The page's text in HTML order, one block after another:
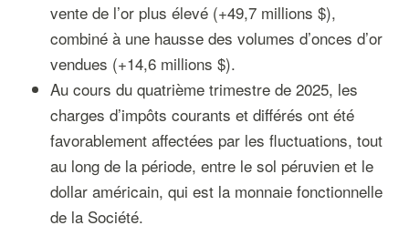
vente de l’or plus élevé (+49,7 millions $),
combiné à une hausse des volumes d’onces d’or
vendues (+14,6 millions $).
Au cours du quatrième trimestre de 2025, les
charges d’impôts courants et différés ont été
favorablement affectées par les fluctuations, tout
au long de la période, entre le sol péruvien et le
dollar américain, qui est la monnaie fonctionnelle
de la Société.